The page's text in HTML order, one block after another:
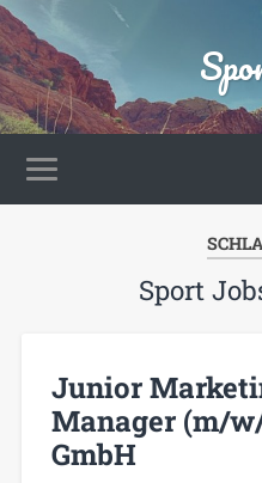
Sport
Junior
Manager (m/
GmbH